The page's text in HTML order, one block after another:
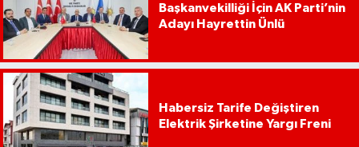
Başkanvekilliği İçin AK Parti’nin
Adayı Hayrettin Ünlü
Habersiz Tarife Değiştiren
Elektrik Şirketine Yargı Freni